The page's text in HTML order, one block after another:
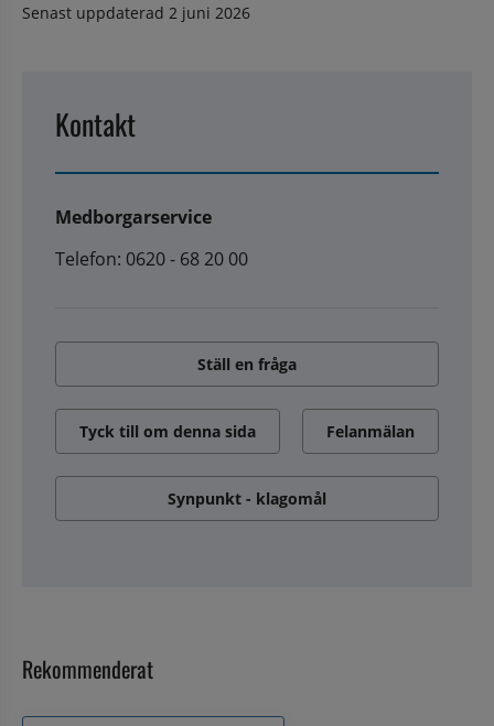
Senast uppdaterad 2 juni 2026
Kontakt
Medborgarservice
Telefon: 0620 - 68 20 00
Ställ en fråga
Tyck till om denna sida Felanmälan
Synpunkt - klagomål
Rekommenderat